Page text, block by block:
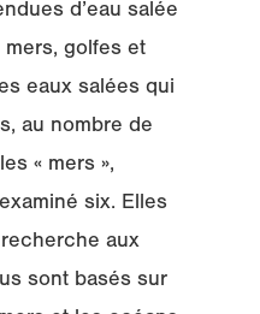
d’eau salée
golfes et
eaux salées qui
au nombre de
« mers »,
six. Elles
aux
sont basés sur